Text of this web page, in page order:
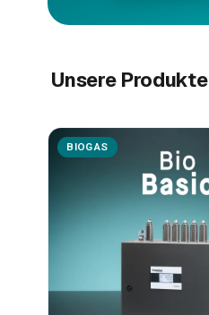
Unsere Produkte
BIOGAS